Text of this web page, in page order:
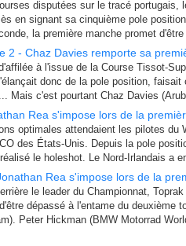
disputées sur le tracé portugais,
en signant sa cinquième pole
la première manche promet
2 - Chaz Davies remporte sa
à l'issue de la Course Tissot-
donc de la pole position,
Mais c'est pourtant Chaz Davies
Rea s'impose lors de la
optimales attendaient les pilotes du
des États-Unis. Depuis la pole
le holeshot. Le Nord-Irlandais a
Rea s'impose lors de la
le leader du Championnat,
dépassé à l'entame du deuxième
Peter Hickman (BMW Motorrad